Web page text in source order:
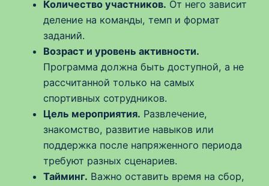
Количество участников. От него зависит
деление на команды, темп и формат
заданий.
Возраст и уровень активности.
Программа должна быть доступной, а не
рассчитанной только на самых
спортивных сотрудников.
Цель мероприятия. Развлечение,
знакомство, развитие навыков или
поддержка после напряженного периода
требуют разных сценариев.
Тайминг. Важно оставить время на сбор,